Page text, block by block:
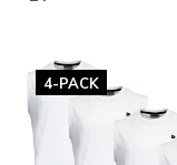
4-PACK